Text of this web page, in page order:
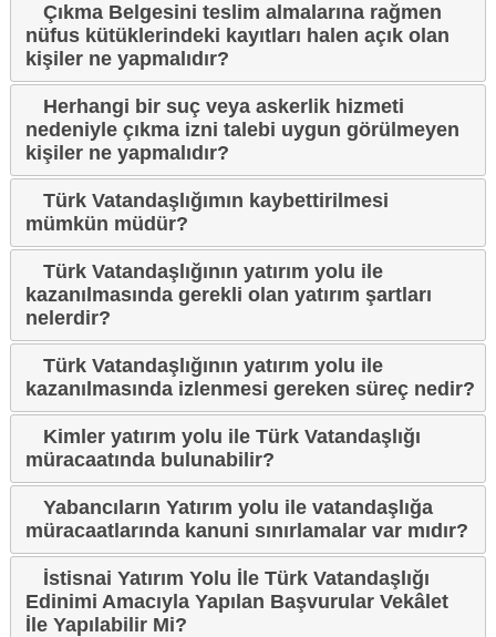
Çıkma Belgesini teslim almalarına rağmen
nüfus kütüklerindeki kayıtları halen açık olan
kişiler ne yapmalıdır?
Herhangi bir suç veya askerlik hizmeti
nedeniyle çıkma izni talebi uygun görülmeyen
kişiler ne yapmalıdır?
Türk Vatandaşlığımın kaybettirilmesi
mümkün müdür?
Türk Vatandaşlığının yatırım yolu ile
kazanılmasında gerekli olan yatırım şartları
nelerdir?
Türk Vatandaşlığının yatırım yolu ile
kazanılmasında izlenmesi gereken süreç nedir?
Kimler yatırım yolu ile Türk Vatandaşlığı
müracaatında bulunabilir?
Yabancıların Yatırım yolu ile vatandaşlığa
müracaatlarında kanuni sınırlamalar var mıdır?
İstisnai Yatırım Yolu İle Türk Vatandaşlığı
Edinimi Amacıyla Yapılan Başvurular Vekâlet
İle Yapılabilir Mi?